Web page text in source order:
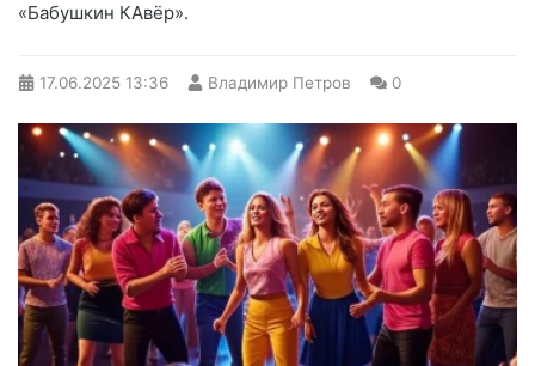
«Бабушкин КАвёр».
17.06.2025 13:36 Владимир Петров 0